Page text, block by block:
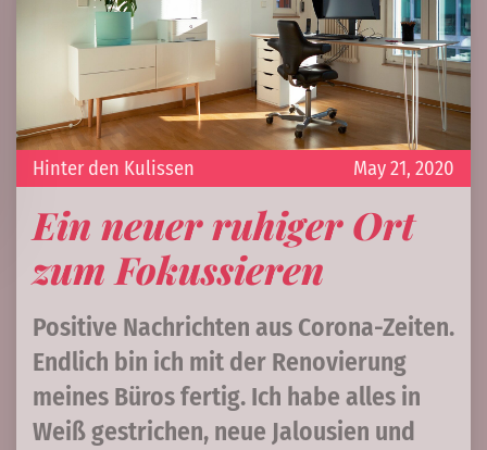
May 21, 2020
Hinter den Kulissen
Ein neuer ruhiger Ort
zum Fokussieren
Positive Nachrichten aus Corona-Zeiten.
Endlich bin ich mit der Renovierung
meines Büros fertig. Ich habe alles in
Weiß gestrichen, neue Jalousien und